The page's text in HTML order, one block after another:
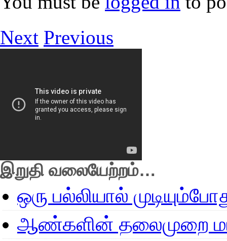
Next Previous
இறுதி வலையேற்றம்…
ஒரு பல்லியால்
ஆண்களின் தலைமுறை